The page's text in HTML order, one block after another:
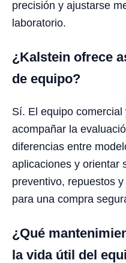
precisión y ajustarse
laboratorio.
¿Kalstein ofrece
de equipo?
Sí. El equipo
acompañar la
diferencias entre
aplicaciones y orientar
preventivo, repuestos
para una compra
¿Qué
la vida útil del